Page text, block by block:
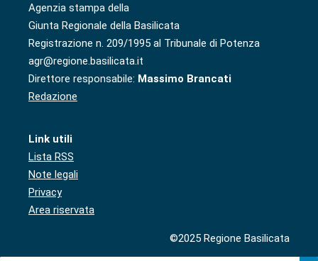
Agenzia stampa della
Giunta Regionale della Basilicata
Registrazione n. 209/1995 al Tribunale di Potenza
agr@regione.basilicata.it
Direttore responsabile: Massimo Brancati
Redazione
Link utili
Lista RSS
Note legali
Privacy
Area riservata
©2025 Regione Basilicata